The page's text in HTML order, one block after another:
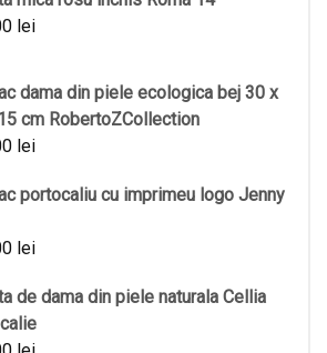
lei
dama din piele ecologica bej 30 x
cm RobertoZCollection
lei
portocaliu cu imprimeu logo Jenny
lei
de dama din piele naturala Cellia